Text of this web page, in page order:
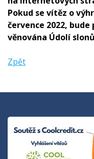
Pokud se vítěz o
července 2022,
věnována Údolí
Zpět